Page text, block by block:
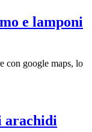
e lamponi
con google maps, lo
arachidi